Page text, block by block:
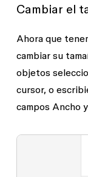
Cambiar el
Ahora que
cambiar su
objetos
cursor, o
campos Ancho y